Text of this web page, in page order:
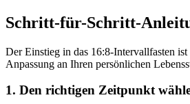
Schritt-für-Schritt-
Der Einstieg in das 16:8-Intervallfasten
Anpassung an Ihren persönlichen
1. Den richtigen Zeitpunkt